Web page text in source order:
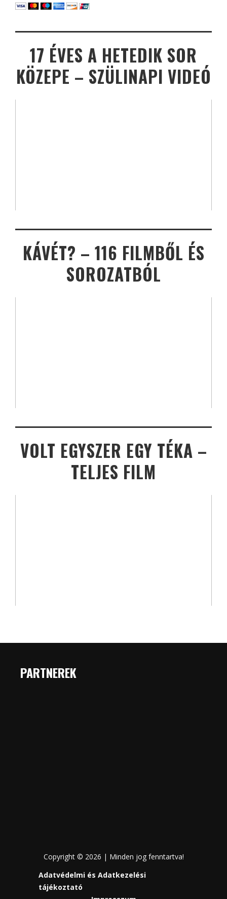
17 ÉVES A HETEDIK SOR
KÖZEPE – SZÜLINAPI VIDEÓ
KÁVÉT? – 116 FILMBŐL ÉS
SOROZATBÓL
VOLT EGYSZER EGY TÉKA –
TELJES FILM
PARTNEREK
Copyright © 2026 | Minden jog fenntartva!
Adatvédelmi és Adatkezelési
tájékoztató